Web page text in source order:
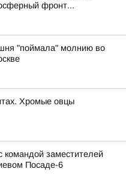
фронт...
"поймала" молнию во
Хромые овцы
командой заместителей
Посаде-6